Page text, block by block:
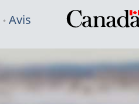
Avis